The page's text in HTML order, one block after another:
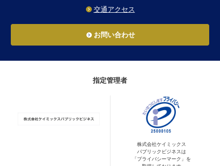
交通アクセス
お問い合わせ
指定管理者
株式会社ケイミックス
パブリックビジネスは
「プライバシーマーク」を